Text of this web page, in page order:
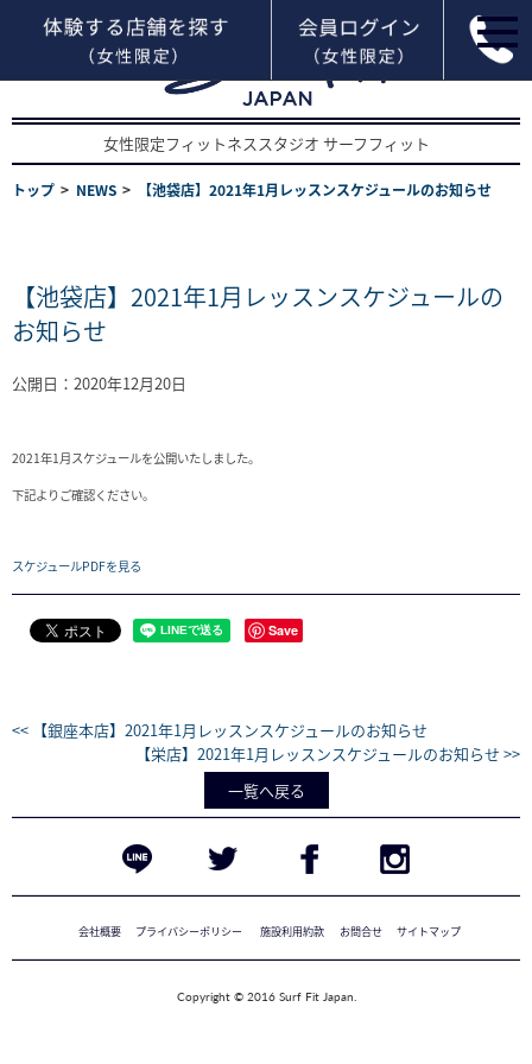
女性限定フィットネススタジオ サーフフィット
トップ NEWS 【池袋店】2021年1月レッスンスケジュールのお知らせ
【池袋店】2021年1月レッスンスケジュールの
お知らせ
公開日：2020年12月20日
2021年1月スケジュールを公開いたしました。
下記よりご確認ください。
スケジュールPDFを見る
Save
<< 【銀座本店】2021年1月レッスンスケジュールのお知らせ
【栄店】2021年1月レッスンスケジュールのお知らせ >>
一覧へ戻る
会社概要 プライバシーポリシー 施設利用約款 お問合せ サイトマップ
Copyright © 2016 Surf Fit Japan.